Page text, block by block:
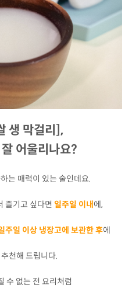
생 막걸리],
어울리나요?
는 매력이 있는 술인데요.
즐기고 싶다면 일주일 이내에,
주일 이상 냉장고에 보관한 후에
천해 드립니다.
수 없는 전 요리처럼